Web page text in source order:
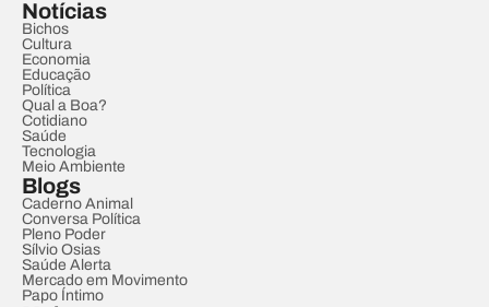
Notícias
Bichos
Cultura
Economia
Educação
Política
Qual a Boa?
Cotidiano
Saúde
Tecnologia
Meio Ambiente
Blogs
Caderno Animal
Conversa Política
Pleno Poder
Sílvio Osias
Saúde Alerta
Mercado em Movimento
Papo Íntimo